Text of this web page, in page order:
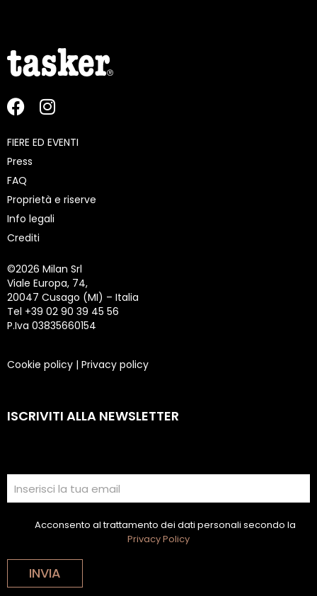
FIERE ED EVENTI
Press
FAQ
Proprietà e riserve
Info legali
Crediti
©2026 Milan Srl
Viale Europa, 74,
20047 Cusago (MI) – Italia
Tel +39 02 90 39 45 56
P.Iva 03835660154
Cookie policy | Privacy policy
ISCRIVITI ALLA NEWSLETTER
Acconsento al trattamento dei dati personali secondo la
Privacy Policy
INVIA